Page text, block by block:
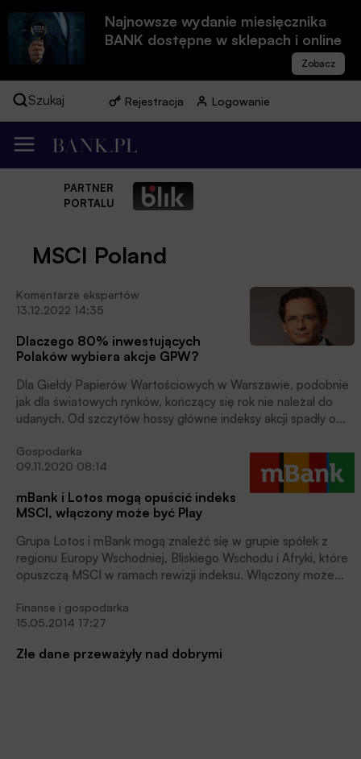
Najnowsze wydanie miesięcznika
BANK dostępne w sklepach i online
Szukaj Rejestracja Logowanie
PARTNER
PORTALU
MSCI Poland
Komentarze ekspertów
13.12.2022 14:35
Dlaczego 80% inwestujących
Polaków wybiera akcje GPW?
Dla Giełdy Papierów Wartościowych w Warszawie, podobnie
jak dla światowych rynków, kończący się rok nie należał do
udanych. Od szczytów hossy główne indeksy akcji spadły o
indeks S&P500 spadł od szczytu hossy o 25%. Pomimo tak
złych wyników, blisko 80% polskich inwestorów wybiera
właśnie akcje notowane na GPW*. Czemu tak jest? Jakie są
perspektywy? Prezentujemy opinię Jarosława Jamki –
eksperta platformy inwestycyjnej WealthSeed.
Gospodarka
09.11.2020 08:14
mBank i Lotos mogą opuścić indeks
MSCI, włączony może być Play
Grupa Lotos i mBank mogą znaleźć się w grupie spółek z
regionu Europy Wschodniej, Bliskiego Wschodu i Afryki, które
opuszczą MSCI w ramach rewizji indeksu. Włączony może
Finanse i gospodarka
15.05.2014 17:27
Złe dane przeważyły nad dobrymi